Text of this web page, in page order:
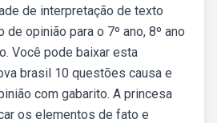
de interpretação de texto
opinião para o 7º ano, 8º ano
Você pode baixar esta
brasil 10 questões causa e
com gabarito. A princesa
os elementos de fato e